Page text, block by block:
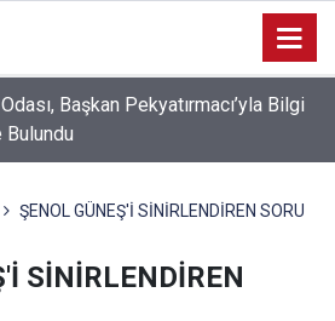
Operasyonu: 6 Mağdur Kadın
Gözaltına Alındı
ŞENOL GÜNEŞ'İ SİNİRLENDİREN SORU
SİNİRLENDİREN